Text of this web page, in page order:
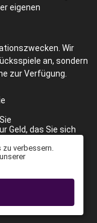
eigenen
Wir
an, sondern
zur Verfügung.
Geld, das Sie sich
für
suchen Sie
©
verbessern.